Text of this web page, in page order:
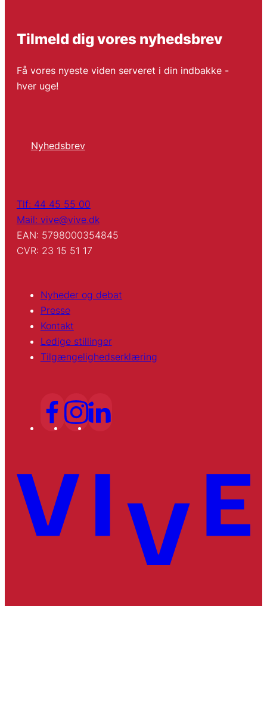
Tilmeld dig vores nyhedsbrev
Få vores nyeste viden serveret i din indbakke -
hver uge!
Nyhedsbrev
Tlf: 44 45 55 00
Mail: vive@vive.dk
EAN: 5798000354845
CVR: 23 15 51 17
Nyheder og debat
Presse
Kontakt
Ledige stillinger
Tilgængelighedserklæring